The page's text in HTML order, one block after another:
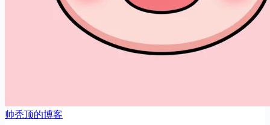
帅秃顶的博客